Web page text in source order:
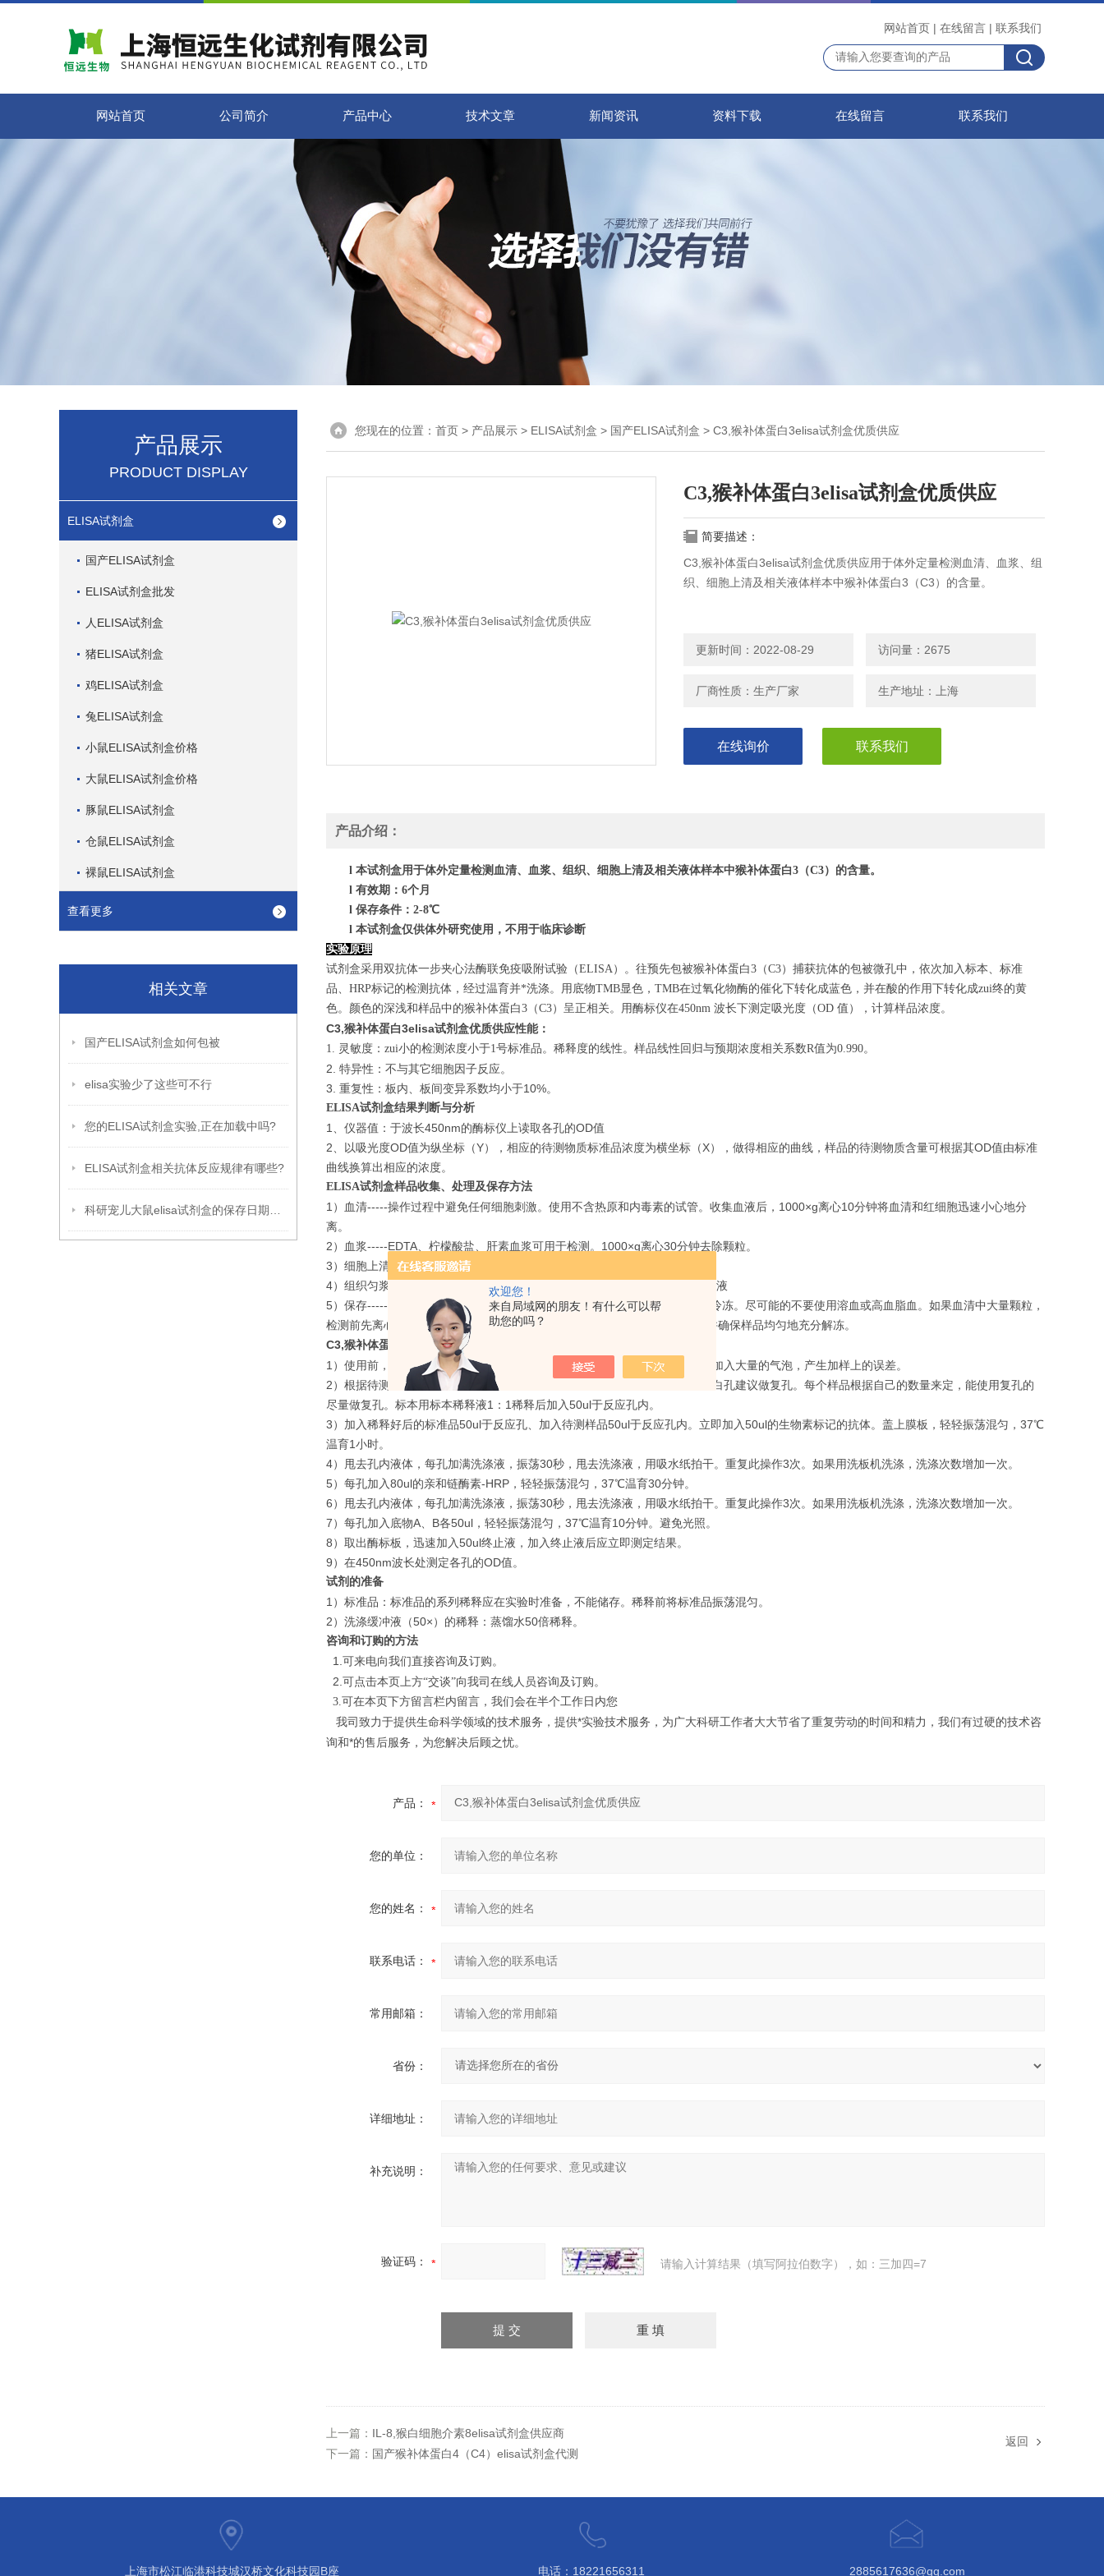
欢迎您！
来自局域网的朋友！有什么可以帮
助您的吗？
网站首页 | 在线留言 | 联系我们
网站首页 公司简介 产品中心 技术文章 新闻资讯 资料下载 在线留言 联系我们
产品展示
PRODUCT DISPLAY
ELISA试剂盒
国产ELISA试剂盒
ELISA试剂盒批发
人ELISA试剂盒
猪ELISA试剂盒
鸡ELISA试剂盒
兔ELISA试剂盒
小鼠ELISA试剂盒价格
大鼠ELISA试剂盒价格
豚鼠ELISA试剂盒
仓鼠ELISA试剂盒
裸鼠ELISA试剂盒
查看更多
相关文章
国产ELISA试剂盒如何包被
elisa实验少了这些可不行
您的ELISA试剂盒实验,正在加载中吗?
ELISA试剂盒相关抗体反应规律有哪些?
您现在的位置： 首页 > 产品展示 > ELISA试剂盒 > 国产ELISA试剂盒 > C3,猴补体蛋白3elisa试剂盒优质供应
C3,猴补体蛋白3elisa试剂盒优质供应
简要描述：
C3,猴补体蛋白3elisa试剂盒优质供应用于体外定量检测血清、血浆、组
织、细胞上清及相关液体样本中猴补体蛋白3（C3）的含量。
更新时间：2022-08-29 访问量：2675
厂商性质：生产厂家 生产地址：上海
在线询价 联系我们
产品介绍：
l 本试剂盒用于体外定量检测血清、血浆、组织、细胞上清及相关液体样本中猴补体蛋白3 （C3）的含量。
l 有效期：6个月
l 保存条件： 2-8℃
l 本试剂盒仅供体外研究使用，不用于临床诊断
实验原理
试剂盒采用双抗体一步夹心法酶联免疫吸附试验（ELISA）。往预先包被猴补体蛋白3（C3）捕获抗体的包被微孔中，依次加入标本、标准
品、HRP标记的检测抗体，经过温育并*洗涤。用底物TMB显色，TMB在过氧化物酶的催化下转化成蓝色，并在酸的作用下转化成zui终的黄
色。颜色的深浅和样品中的猴补体蛋白3（C3）呈正相关。用酶标仪在450nm 波长下测定吸光度（OD 值），计算样品浓度。
C3,猴补体蛋白3elisa试剂盒优质供应性能：
1. 灵敏度：zui小的检测浓度小于1号标准品。稀释度的线性。样品线性回归与预期浓度相关系数R值为0.990。
2. 特异性：不与其它细胞因子反应。
3. 重复性：板内、板间变异系数均小于10%。
ELISA试剂盒结果判断与分析
1、仪器值：于波长450nm的酶标仪上读取各孔的OD值
2、以吸光度OD值为纵坐标（Y），相应的待测物质标准品浓度为横坐标（X），做得相应的曲线，样品的待测物质含量可根据其OD值由标准
曲线换算出相应的浓度。
ELISA试剂盒样品收集、处理及保存方法
1）血清-----操作过程中避免任何细胞刺激。使用不含热原和内毒素的试管。收集血液后，1000×g离心10分钟将血清和红细胞迅速小心地分
离。
2）血浆-----EDTA、柠檬酸盐、肝素血浆可用于检测。1000×g离心30分钟去除颗粒。
3）细胞上清液---1000×g离心10分钟去除颗粒和聚合物。
4）组织匀浆-----将组织加入适量生理盐水捣碎。1000×g离心10分钟，取上清液
5）保存------如果样品不立即使用，应将其分成小部分-70 ℃保存，避免反复冷冻。尽可能的不要使用溶血或高血脂血。如果血清中大量颗粒，
检测前先离心或过滤。不要在37℃或更高的温度加热解冻。应在室温下解冻并确保样品均匀地充分解冻。
C3,猴补体蛋白3elisa试剂盒优质供应
1）使用前，将所有试剂充分混匀。不要使液体产生大量的泡沫，以免加样时加入大量的气泡，产生加样上的误差。
2）根据待测样品数量加上标准品的数量决定所需的板条数。每个标准品和空白孔建议做复孔。每个样品根据自己的数量来定，能使用复孔的
尽量做复孔。标本用标本稀释液1：1稀释后加入50ul于反应孔内。
3）加入稀释好后的标准品50ul于反应孔、加入待测样品50ul于反应孔内。立即加入50ul的生物素标记的抗体。盖上膜板，轻轻振荡混匀，37℃
温育1小时。
4）甩去孔内液体，每孔加满洗涤液，振荡30秒，甩去洗涤液，用吸水纸拍干。重复此操作3次。如果用洗板机洗涤，洗涤次数增加一次。
5）每孔加入80ul的亲和链酶素-HRP，轻轻振荡混匀，37℃温育30分钟。
6）甩去孔内液体，每孔加满洗涤液，振荡30秒，甩去洗涤液，用吸水纸拍干。重复此操作3次。如果用洗板机洗涤，洗涤次数增加一次。
7）每孔加入底物A、B各50ul，轻轻振荡混匀，37℃温育10分钟。避免光照。
8）取出酶标板，迅速加入50ul终止液，加入终止液后应立即测定结果。
9）在450nm波长处测定各孔的OD值。
试剂的准备
1）标准品：标准品的系列稀释应在实验时准备，不能储存。稀释前将标准品振荡混匀。
2）洗涤缓冲液（50×）的稀释：蒸馏水50倍稀释。
咨询和订购的方法
1. 可来电向我们直接咨询及订购。
2. 可点击本页上方“交谈”向我司在线人员咨询及订购。
3.可在本页下方留言栏内留言，我们会在半个工作日内您
我司 致力于提供生命科学领域的技术服务，提供*实验技术服务，为广大科研工作者大大节省了重复劳动的时间和精力，我们有过硬的技术咨
询和*的售后服务，为您解决后顾之忧。
产品：
您的单位：
您的姓名：
联系电话：
常用邮箱：
省份：
详细地址：
补充说明：
验证码： 请输入计算结果（填写阿拉伯数字），如：三加四=7
上一篇： IL-8,猴白细胞介素8elisa试剂盒供应商
下一篇： 国产猴补体蛋白4（C4）elisa试剂盒代测
返回
上海市松江临港科技城汉桥文化科技园B座 电话：18221656311 2885617636@qq.com